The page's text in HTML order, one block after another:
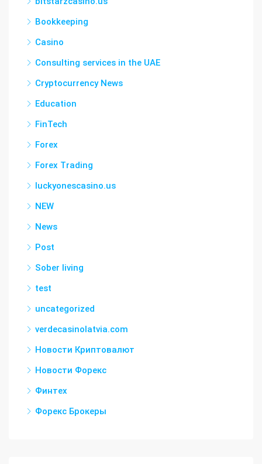
Bookkeeping
Casino
Consulting services in the UAE
Cryptocurrency News
Education
FinTech
Forex
Forex Trading
luckyonescasino.us
NEW
News
Post
Sober living
test
uncategorized
verdecasinolatvia.com
Новости Криптовалют
Новости Форекс
Финтех
Форекс Брокеры